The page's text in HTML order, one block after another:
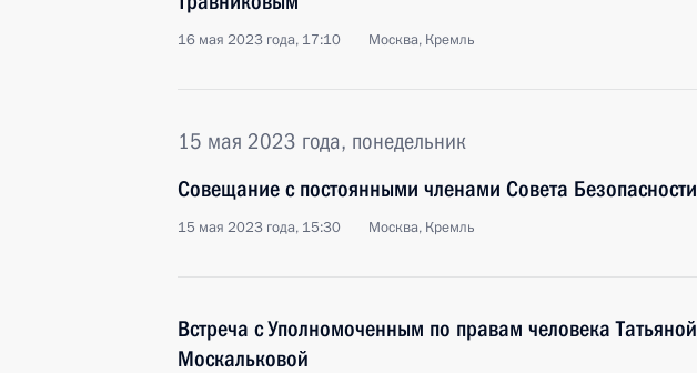
16 мая 2023 года, 17:10 Москва, Кремль
15 мая 2023 года, понедельник
Совещание с постоянными членами Совета Безопасности
15 мая 2023 года, 15:30 Москва, Кремль
Встреча с Уполномоченным по правам человека Татьяной
Москальковой